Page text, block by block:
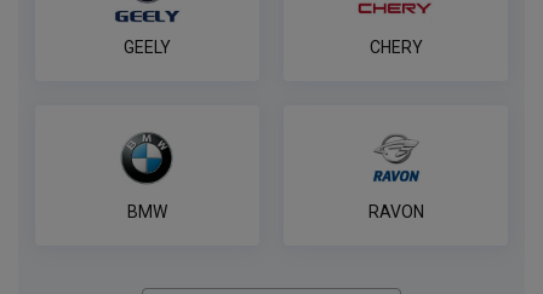
Полный комплект электропроводки
по запросу
GEELY CHERY
BMW RAVON